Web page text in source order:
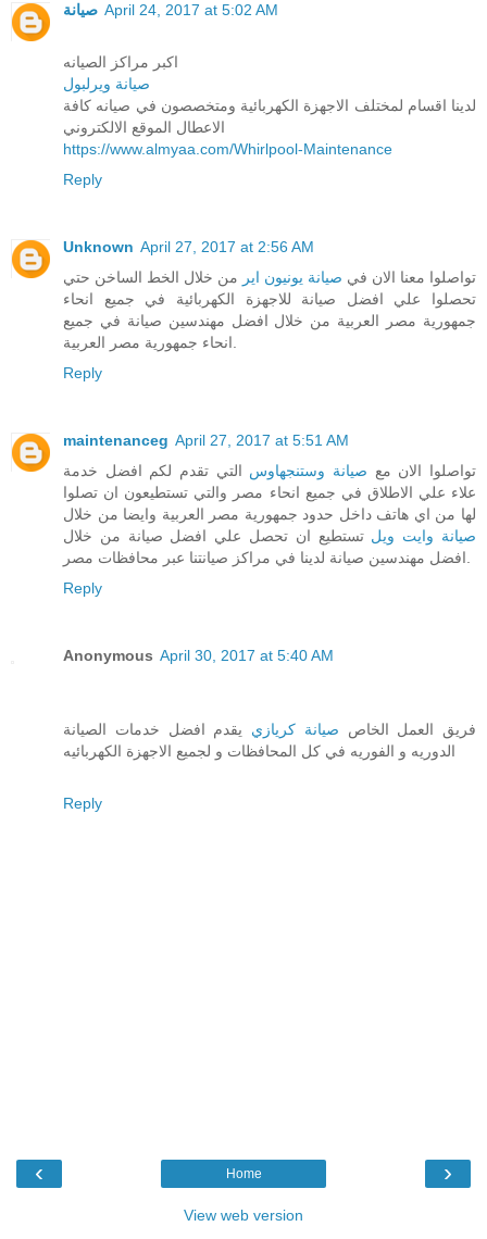
صيانة April 24, 2017 at 5:02 AM
اكبر مراكز الصيانه
صيانة ويرلبول
لدينا اقسام لمختلف الاجهزة الكهربائية ومتخصصون في صيانه كافة
الاعطال الموقع الالكتروني
https://www.almyaa.com/Whirlpool-Maintenance
Reply
Unknown April 27, 2017 at 2:56 AM
تواصلوا معنا الان في صيانة يونيون اير من خلال الخط الساخن حتي
تحصلوا علي افضل صيانة للاجهزة الكهربائية في جميع انحاء
جمهورية مصر العربية من خلال افضل مهندسين صيانة في جميع
Reply
maintenanceg April 27, 2017 at 5:51 AM
تواصلوا الان مع صيانة وستنجهاوس التي تقدم لكم افضل خدمة
علاء علي الاطلاق في جميع انحاء مصر والتي تستطيعون ان تصلوا
لها من اي هاتف داخل حدود جمهورية مصر العربية وايضا من خلال
صيانة وايت ويل تستطيع ان تحصل علي افضل صيانة من خلال
Reply
Anonymous April 30, 2017 at 5:40 AM
فريق العمل الخاص صيانة كريازي يقدم افضل خدمات الصيانة
الدوريه و الفوريه في كل المحافظات و لجميع الاجهزة الكهربائيه
Reply
‹ ›
Home
View web version